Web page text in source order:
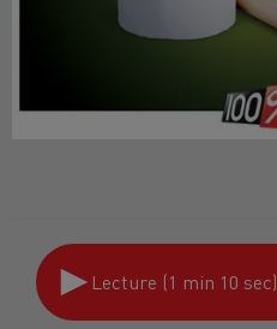
Lecture (1 min 10 sec)